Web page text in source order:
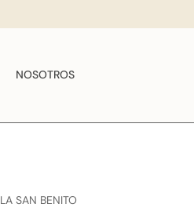
NOSOTROS
SAN BENITO